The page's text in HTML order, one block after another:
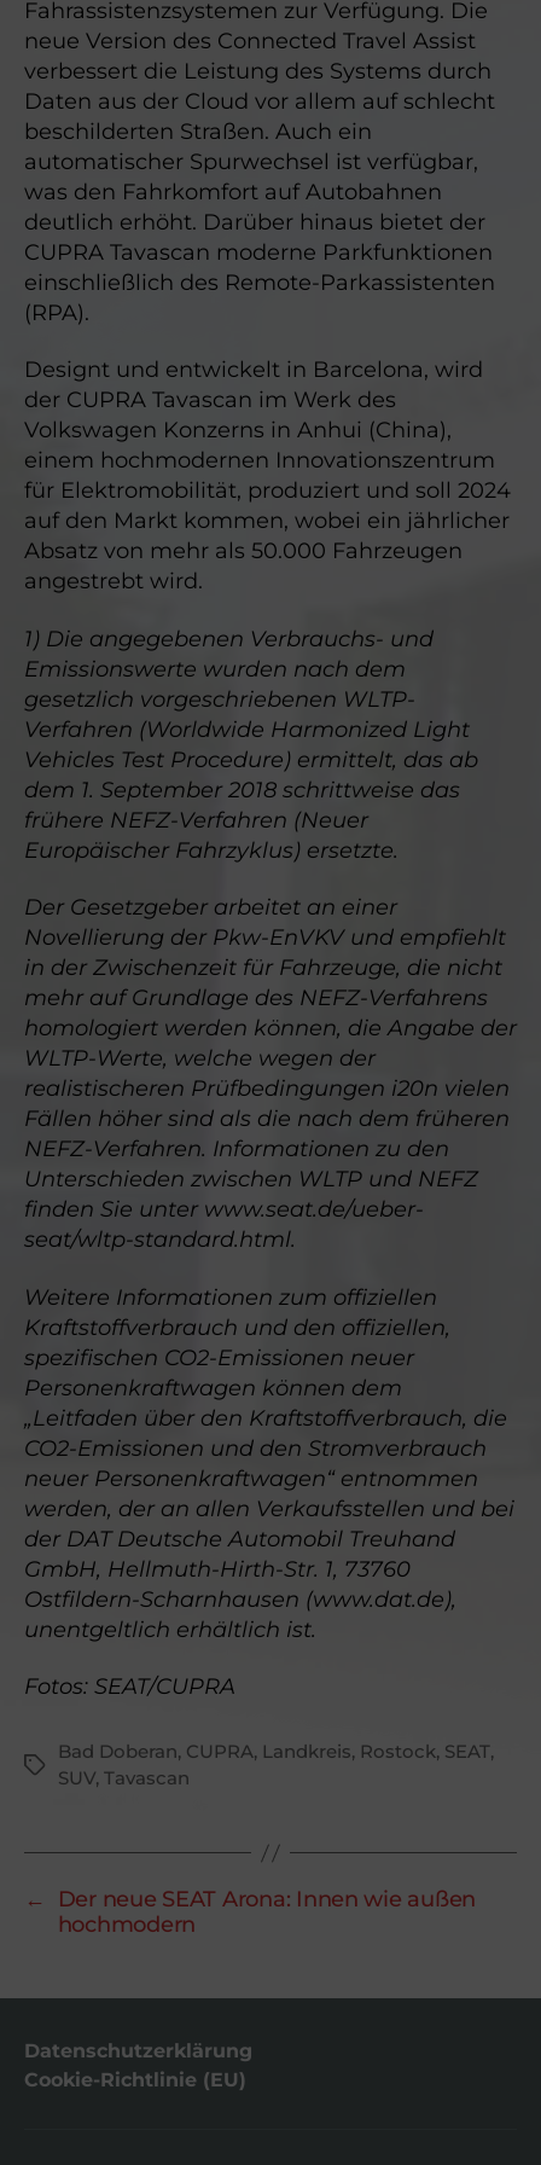
Fahrassistenzsystemen zur Verfügung. Die
neue Version des Connected Travel Assist
verbessert die Leistung des Systems durch
Daten aus der Cloud vor allem auf schlecht
beschilderten Straßen. Auch ein
automatischer Spurwechsel ist verfügbar,
was den Fahrkomfort auf Autobahnen
deutlich erhöht. Darüber hinaus bietet der
CUPRA Tavascan moderne Parkfunktionen
einschließlich des Remote-Parkassistenten
(RPA).
Designt und entwickelt in Barcelona, wird
der CUPRA Tavascan im Werk des
Volkswagen Konzerns in Anhui (China),
einem hochmodernen Innovationszentrum
für Elektromobilität, produziert und soll 2024
auf den Markt kommen, wobei ein jährlicher
Absatz von mehr als 50.000 Fahrzeugen
angestrebt wird.
1) Die angegebenen Verbrauchs- und
Emissionswerte wurden nach dem
gesetzlich vorgeschriebenen WLTP-
Verfahren (Worldwide Harmonized Light
Vehicles Test Procedure) ermittelt, das ab
dem 1. September 2018 schrittweise das
frühere NEFZ-Verfahren (Neuer
Europäischer Fahrzyklus) ersetzte.
Der Gesetzgeber arbeitet an einer
Novellierung der Pkw-EnVKV und empfiehlt
in der Zwischenzeit für Fahrzeuge, die nicht
mehr auf Grundlage des NEFZ-Verfahrens
homologiert werden können, die Angabe der
WLTP-Werte, welche wegen der
realistischeren Prüfbedingungen i20n vielen
Fällen höher sind als die nach dem früheren
NEFZ-Verfahren. Informationen zu den
Unterschieden zwischen WLTP und NEFZ
finden Sie unter www.seat.de/ueber-
seat/wltp-standard.html.
Weitere Informationen zum offiziellen
Kraftstoffverbrauch und den offiziellen,
spezifischen CO2-Emissionen neuer
Personenkraftwagen können dem
„Leitfaden über den Kraftstoffverbrauch, die
CO2-Emissionen und den Stromverbrauch
neuer Personenkraftwagen“ entnommen
werden, der an allen Verkaufsstellen und bei
der DAT Deutsche Automobil Treuhand
GmbH, Hellmuth-Hirth-Str. 1, 73760
Ostfildern-Scharnhausen (www.dat.de),
unentgeltlich erhältlich ist.
Fotos: SEAT/CUPRA
Schlagwörter
Bad Doberan, CUPRA, Landkreis, Rostock, SEAT,
SUV, Tavascan
←
Der neue SEAT Arona: Innen wie außen
hochmodern
Datenschutzerklärung
Cookie-Richtlinie (EU)